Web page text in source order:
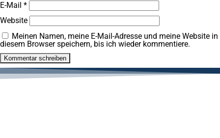
E-Mail *
Website
Meinen Namen, meine E-Mail-Adresse und meine Website in
diesem Browser speichern, bis ich wieder kommentiere.